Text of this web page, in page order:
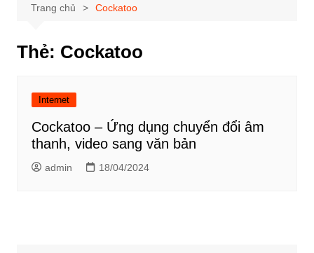
Trang chủ Cockatoo
Thẻ: Cockatoo
Internet
Cockatoo – Ứng dụng chuyển đổi âm
thanh, video sang văn bản
admin 18/04/2024